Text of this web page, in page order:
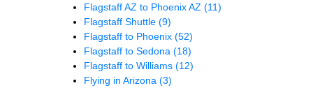
Flagstaff AZ to Phoenix AZ (11)
Flagstaff Shuttle (9)
Flagstaff to Phoenix (52)
Flagstaff to Sedona (18)
Flagstaff to Williams (12)
Flying in Arizona (3)